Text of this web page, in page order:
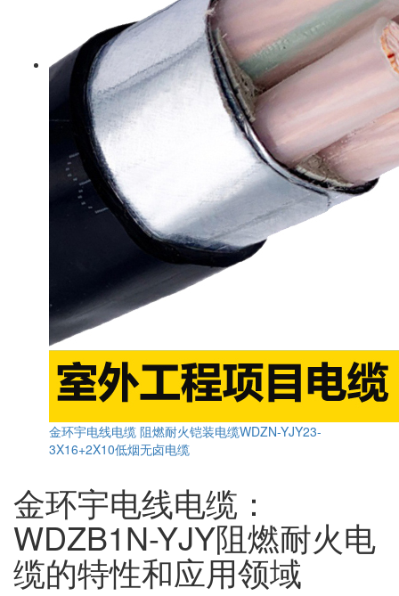
金环宇电线电缆 阻燃耐火铠装电缆WDZN-YJY23-
3X16+2X10低烟无卤电缆
金环宇电线电缆：
WDZB1N-YJY阻燃耐火电
缆的特性和应用领域